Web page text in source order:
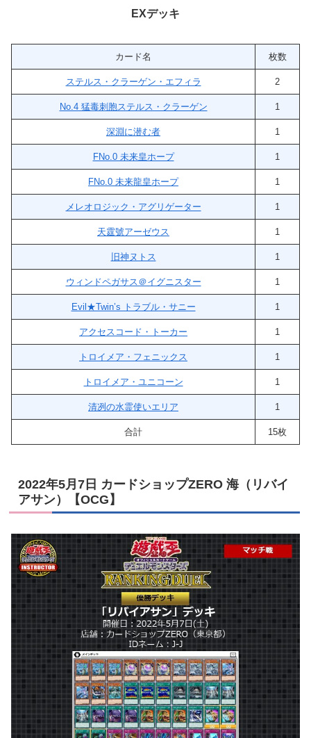
EXデッキ
カード名 枚数
ステルス・クラーゲン・エフィラ 2
No.4 猛毒刺胞ステルス・クラーゲン 1
深淵に潜む者 1
FNo.0 未来皇ホープ 1
FNo.0 未来龍皇ホープ 1
メレオロジック・アグリゲーター 1
天霆號アーゼウス 1
旧神ヌトス 1
ウィンドペガサス＠イグニスター 1
Evil★Twin’s トラブル・サニー 1
アクセスコード・トーカー 1
トロイメア・フェニックス 1
トロイメア・ユニコーン 1
清冽の水霊使いエリア 1
合計 15枚
2022年5月7日 カードショップZERO 海（リバイ
アサン）【OCG】